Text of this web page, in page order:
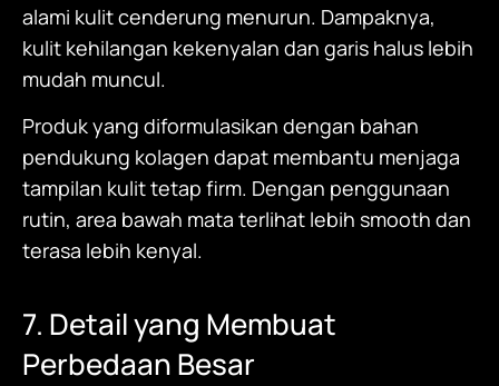
alami kulit cenderung menurun. Dampaknya,
kulit kehilangan kekenyalan dan garis halus lebih
mudah muncul.
Produk yang diformulasikan dengan bahan
pendukung kolagen dapat membantu menjaga
tampilan kulit tetap firm. Dengan penggunaan
rutin, area bawah mata terlihat lebih smooth dan
terasa lebih kenyal.
7. Detail yang Membuat
Perbedaan Besar